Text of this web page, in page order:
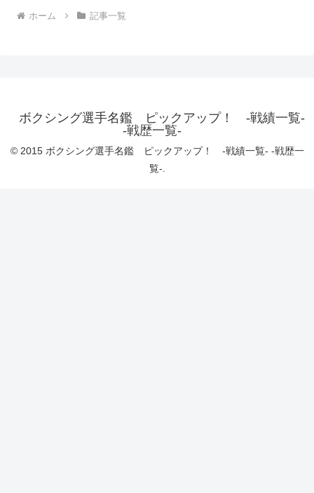
ホーム 記事一覧
ボクシング選手名鑑 ピックアップ！ -戦績一覧-
-戦歴一覧-
© 2015 ボクシング選手名鑑 ピックアップ！ -戦績一覧- -戦歴一
覧-.